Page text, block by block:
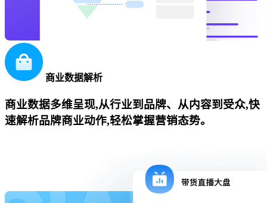
商业数据解析
商业数据多维呈现,从行业到品牌、从内容到受众,快
速解析品牌商业动作,轻松掌握营销态势。